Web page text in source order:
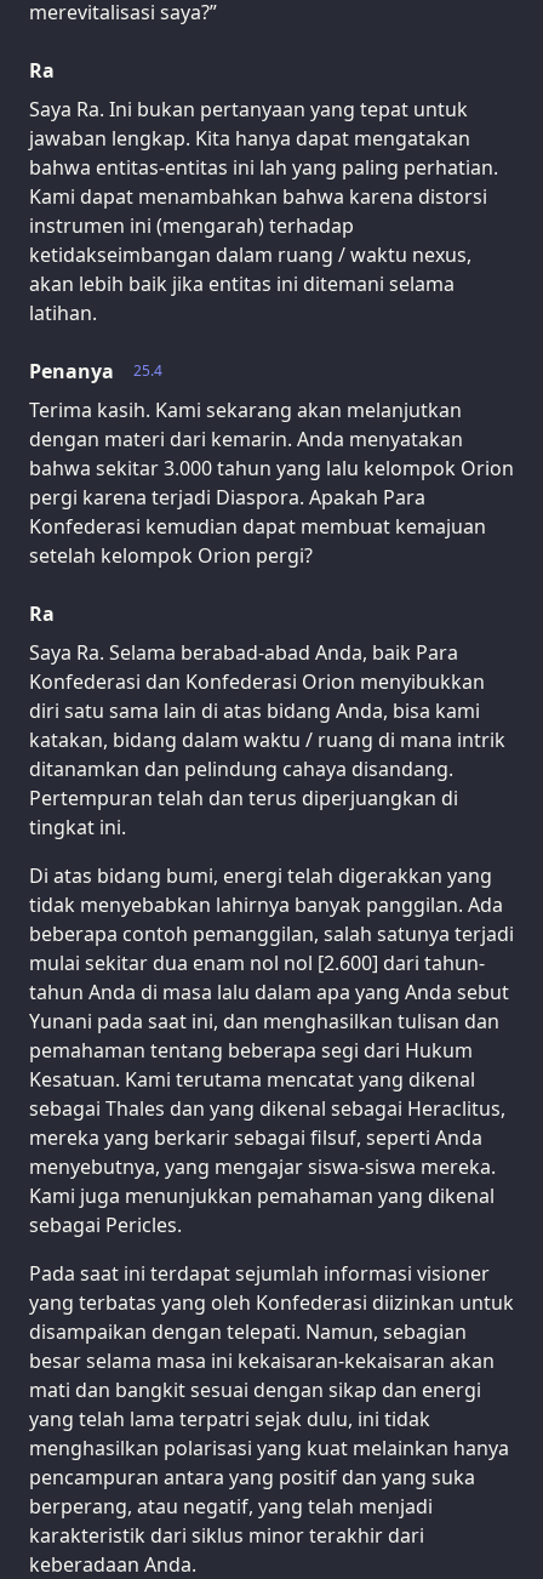
merevitalisasi saya?”
Ra
Saya Ra. Ini bukan pertanyaan yang tepat untuk
jawaban lengkap. Kita hanya dapat mengatakan
bahwa entitas-entitas ini lah yang paling perhatian.
Kami dapat menambahkan bahwa karena distorsi
instrumen ini (mengarah) terhadap
ketidakseimbangan dalam ruang / waktu nexus,
akan lebih baik jika entitas ini ditemani selama
latihan.
25.4
Penanya
Terima kasih. Kami sekarang akan melanjutkan
dengan materi dari kemarin. Anda menyatakan
bahwa sekitar 3.000 tahun yang lalu kelompok Orion
pergi karena terjadi Diaspora. Apakah Para
Konfederasi kemudian dapat membuat kemajuan
setelah kelompok Orion pergi?
Ra
Saya Ra. Selama berabad-abad Anda, baik Para
Konfederasi dan Konfederasi Orion menyibukkan
diri satu sama lain di atas bidang Anda, bisa kami
katakan, bidang dalam waktu / ruang di mana intrik
ditanamkan dan pelindung cahaya disandang.
Pertempuran telah dan terus diperjuangkan di
tingkat ini.
Di atas bidang bumi, energi telah digerakkan yang
tidak menyebabkan lahirnya banyak panggilan. Ada
beberapa contoh pemanggilan, salah satunya terjadi
mulai sekitar dua enam nol nol [2.600] dari tahun-
tahun Anda di masa lalu dalam apa yang Anda sebut
Yunani pada saat ini, dan menghasilkan tulisan dan
pemahaman tentang beberapa segi dari Hukum
Kesatuan. Kami terutama mencatat yang dikenal
sebagai Thales dan yang dikenal sebagai Heraclitus,
mereka yang berkarir sebagai filsuf, seperti Anda
menyebutnya, yang mengajar siswa-siswa mereka.
Kami juga menunjukkan pemahaman yang dikenal
sebagai Pericles.
Pada saat ini terdapat sejumlah informasi visioner
yang terbatas yang oleh Konfederasi diizinkan untuk
disampaikan dengan telepati. Namun, sebagian
besar selama masa ini kekaisaran-kekaisaran akan
mati dan bangkit sesuai dengan sikap dan energi
yang telah lama terpatri sejak dulu, ini tidak
menghasilkan polarisasi yang kuat melainkan hanya
pencampuran antara yang positif dan yang suka
berperang, atau negatif, yang telah menjadi
karakteristik dari siklus minor terakhir dari
keberadaan Anda.